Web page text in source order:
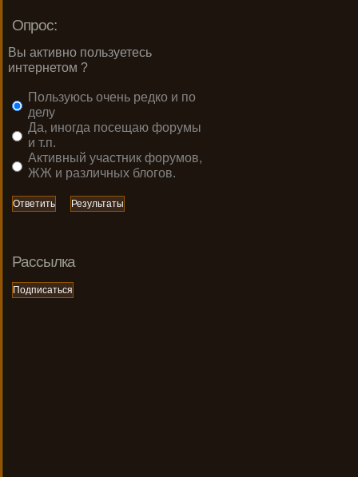
Опрос:
Вы активно пользуетесь
интернетом ?
Пользуюсь очень редко и по
делу
Да, иногда посещаю форумы
и т.п.
Активный участник форумов,
ЖЖ и различных блогов.
Рассылка